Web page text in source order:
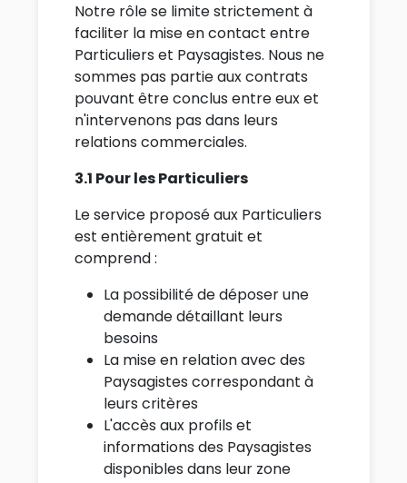
Notre rôle se limite strictement à
faciliter la mise en contact entre
Particuliers et Paysagistes. Nous ne
sommes pas partie aux contrats
pouvant être conclus entre eux et
n'intervenons pas dans leurs
relations commerciales.
3.1 Pour les Particuliers
Le service proposé aux Particuliers
est entièrement gratuit et
comprend :
La possibilité de déposer une
demande détaillant leurs
besoins
La mise en relation avec des
Paysagistes correspondant à
leurs critères
L'accès aux profils et
informations des Paysagistes
disponibles dans leur zone